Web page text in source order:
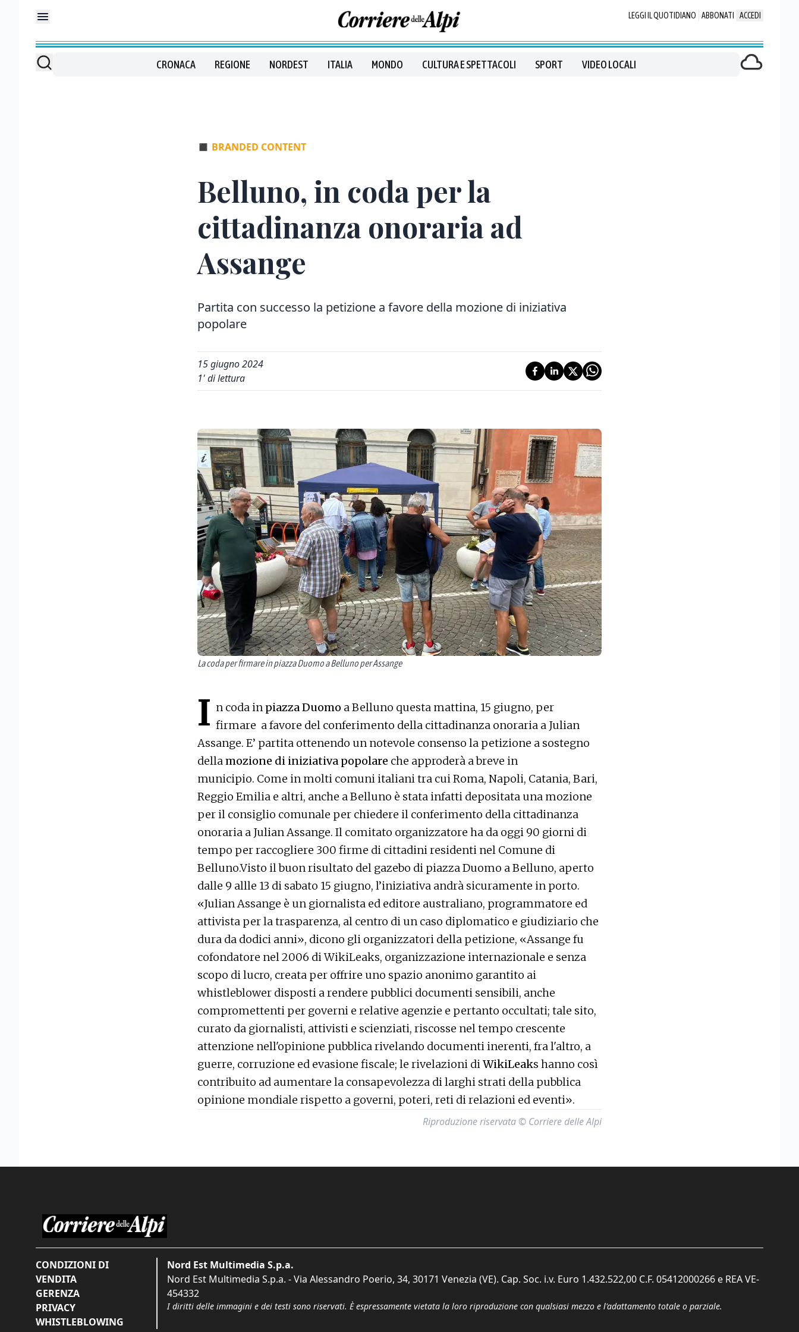
LEGGI IL QUOTIDIANO ABBONATI ACCEDI
CRONACA REGIONE NORDEST ITALIA MONDO CULTURA E SPETTACOLI SPORT VIDEO LOCALI
◼ BRANDED CONTENT
Belluno, in coda per la
cittadinanza onoraria ad
Assange
Partita con successo la petizione a favore della mozione di iniziativa
popolare
15 giugno 2024
1' di lettura
La coda per firmare in piazza Duomo a Belluno per Assange
I n coda in piazza Duomo a Belluno questa mattina, 15 giugno, per
firmare a favore del conferimento della cittadinanza onoraria a Julian
Assange. E’ partita ottenendo un notevole consenso la petizione a sostegno
dellamozione di iniziativa popolare che approderà a breve in
municipio. Come in molti comuni italiani tra cui Roma, Napoli, Catania, Bari,
Reggio Emilia e altri, anche a Belluno è stata infatti depositata una mozione
per il consiglio comunale per chiedere il conferimento della cittadinanza
onoraria a Julian Assange. Il comitato organizzatore ha da oggi 90 giorni di
tempo per raccogliere 300 firme di cittadini residenti nel Comune di
Belluno.Visto il buon risultato del gazebo di piazza Duomo a Belluno, aperto
dalle 9 allle 13 di sabato 15 giugno, l’iniziativa andrà sicuramente in porto.
«Julian Assange è un giornalista ed editore australiano, programmatore ed
attivista per la trasparenza, al centro di un caso diplomatico e giudiziario che
dura da dodici anni», dicono gli organizzatori della petizione, «Assange fu
cofondatore nel 2006 di WikiLeaks, organizzazione internazionale e senza
scopo di lucro, creata per offrire uno spazio anonimo garantito ai
whistleblower disposti a rendere pubblici documenti sensibili, anche
compromettenti per governi e relative agenzie e pertanto occultati; tale sito,
curato da giornalisti, attivisti e scienziati, riscosse nel tempo crescente
attenzione nell'opinione pubblica rivelando documenti inerenti, fra l'altro, a
guerre, corruzione ed evasione fiscale; le rivelazioni diWikiLeaks hanno così
contribuito ad aumentare la consapevolezza di larghi strati della pubblica
opinione mondiale rispetto a governi, poteri, reti di relazioni ed eventi».
Riproduzione riservata © Corriere delle Alpi
CONDIZIONI DI
VENDITA
GERENZA
PRIVACY
WHISTLEBLOWING
Nord Est Multimedia S.p.a.
Nord Est Multimedia S.p.a. - Via Alessandro Poerio, 34, 30171 Venezia (VE). Cap. Soc. i.v. Euro 1.432.522,00 C.F. 05412000266 e REA VE-
454332
I diritti delle immagini e dei testi sono riservati. È espressamente vietata la loro riproduzione con qualsiasi mezzo e l'adattamento totale o parziale.